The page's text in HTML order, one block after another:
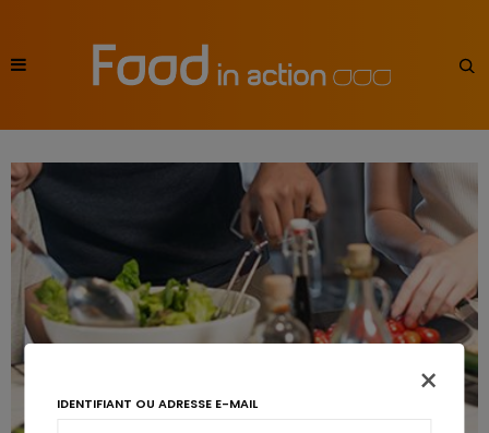
×
IDENTIFIANT OU ADRESSE E-MAIL